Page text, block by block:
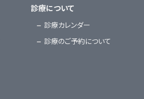
診療について
診療カレンダー
診療のご予約について